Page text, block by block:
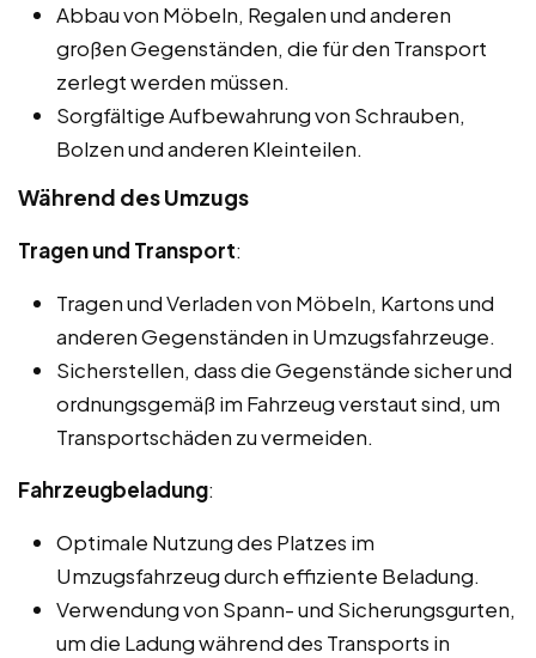
Abbau von Möbeln, Regalen und anderen
großen Gegenständen, die für den Transport
zerlegt werden müssen.
Sorgfältige Aufbewahrung von Schrauben,
Bolzen und anderen Kleinteilen.
Während des Umzugs
Tragen und Transport:
Tragen und Verladen von Möbeln, Kartons und
anderen Gegenständen in Umzugsfahrzeuge.
Sicherstellen, dass die Gegenstände sicher und
ordnungsgemäß im Fahrzeug verstaut sind, um
Transportschäden zu vermeiden.
Fahrzeugbeladung:
Optimale Nutzung des Platzes im
Umzugsfahrzeug durch effiziente Beladung.
Verwendung von Spann- und Sicherungsgurten,
um die Ladung während des Transports in